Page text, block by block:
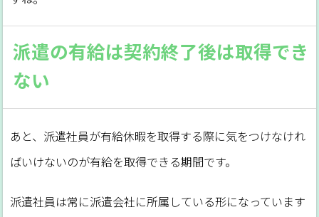
派遣の有給は契約終了後は取得でき
ない
あと、派遣社員が有給休暇を取得する際に気をつけなけれ
ばいけないのが有給を取得できる期間です。
派遣社員は常に派遣会社に所属している形になっています